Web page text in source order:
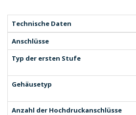
Technische Daten
Anschlüsse
Typ der ersten Stufe
Gehäusetyp
Anzahl der Hochdruckanschlüsse